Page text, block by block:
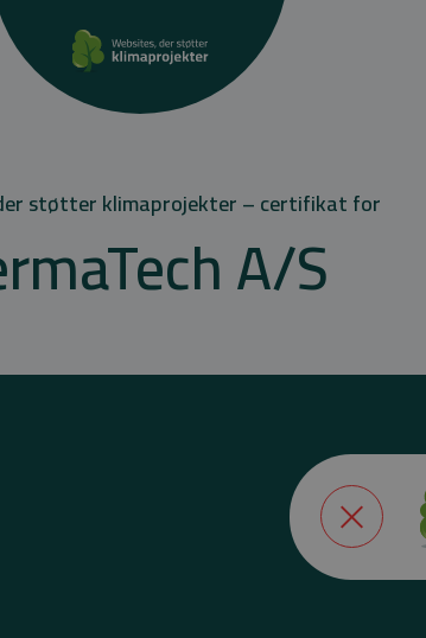
støtter klimaprojekter – certifikat for
A/S